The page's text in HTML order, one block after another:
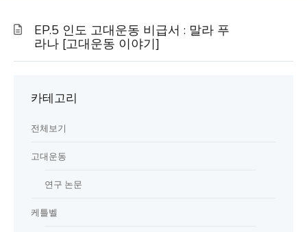
EP.5 인도 고대운동 비급서 : 말라 푸
라나 [고대운동 이야기]
카테고리
전체보기
고대운동
연구 논문
케틀벨